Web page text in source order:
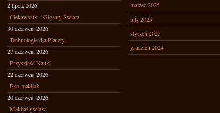
2 lipca, 2026
Ciekawostki i Giganty Świata
30 czerwca, 2026
Technologie dla Planety
27 czerwca, 2026
Przyszłość Nauki
22 czerwca, 2026
Eko-makijaż
20 czerwca, 2026
Makijaż gwiazd
marzec 2025
luty 2025
styczeń 2025
grudzień 2024